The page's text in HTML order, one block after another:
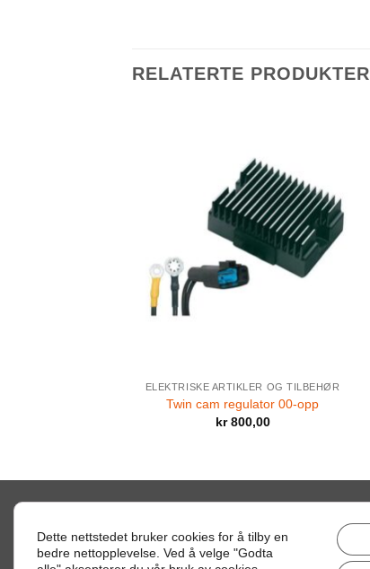
RELATERTE PRODUKTER
ELEKTRISKE ARTIKLER OG TILBEHØR
Twin cam regulator 00-opp
kr800,00
Dette nettstedet bruker cookies for å tilby en
bedre nettopplevelse. Ved å velge "Godta